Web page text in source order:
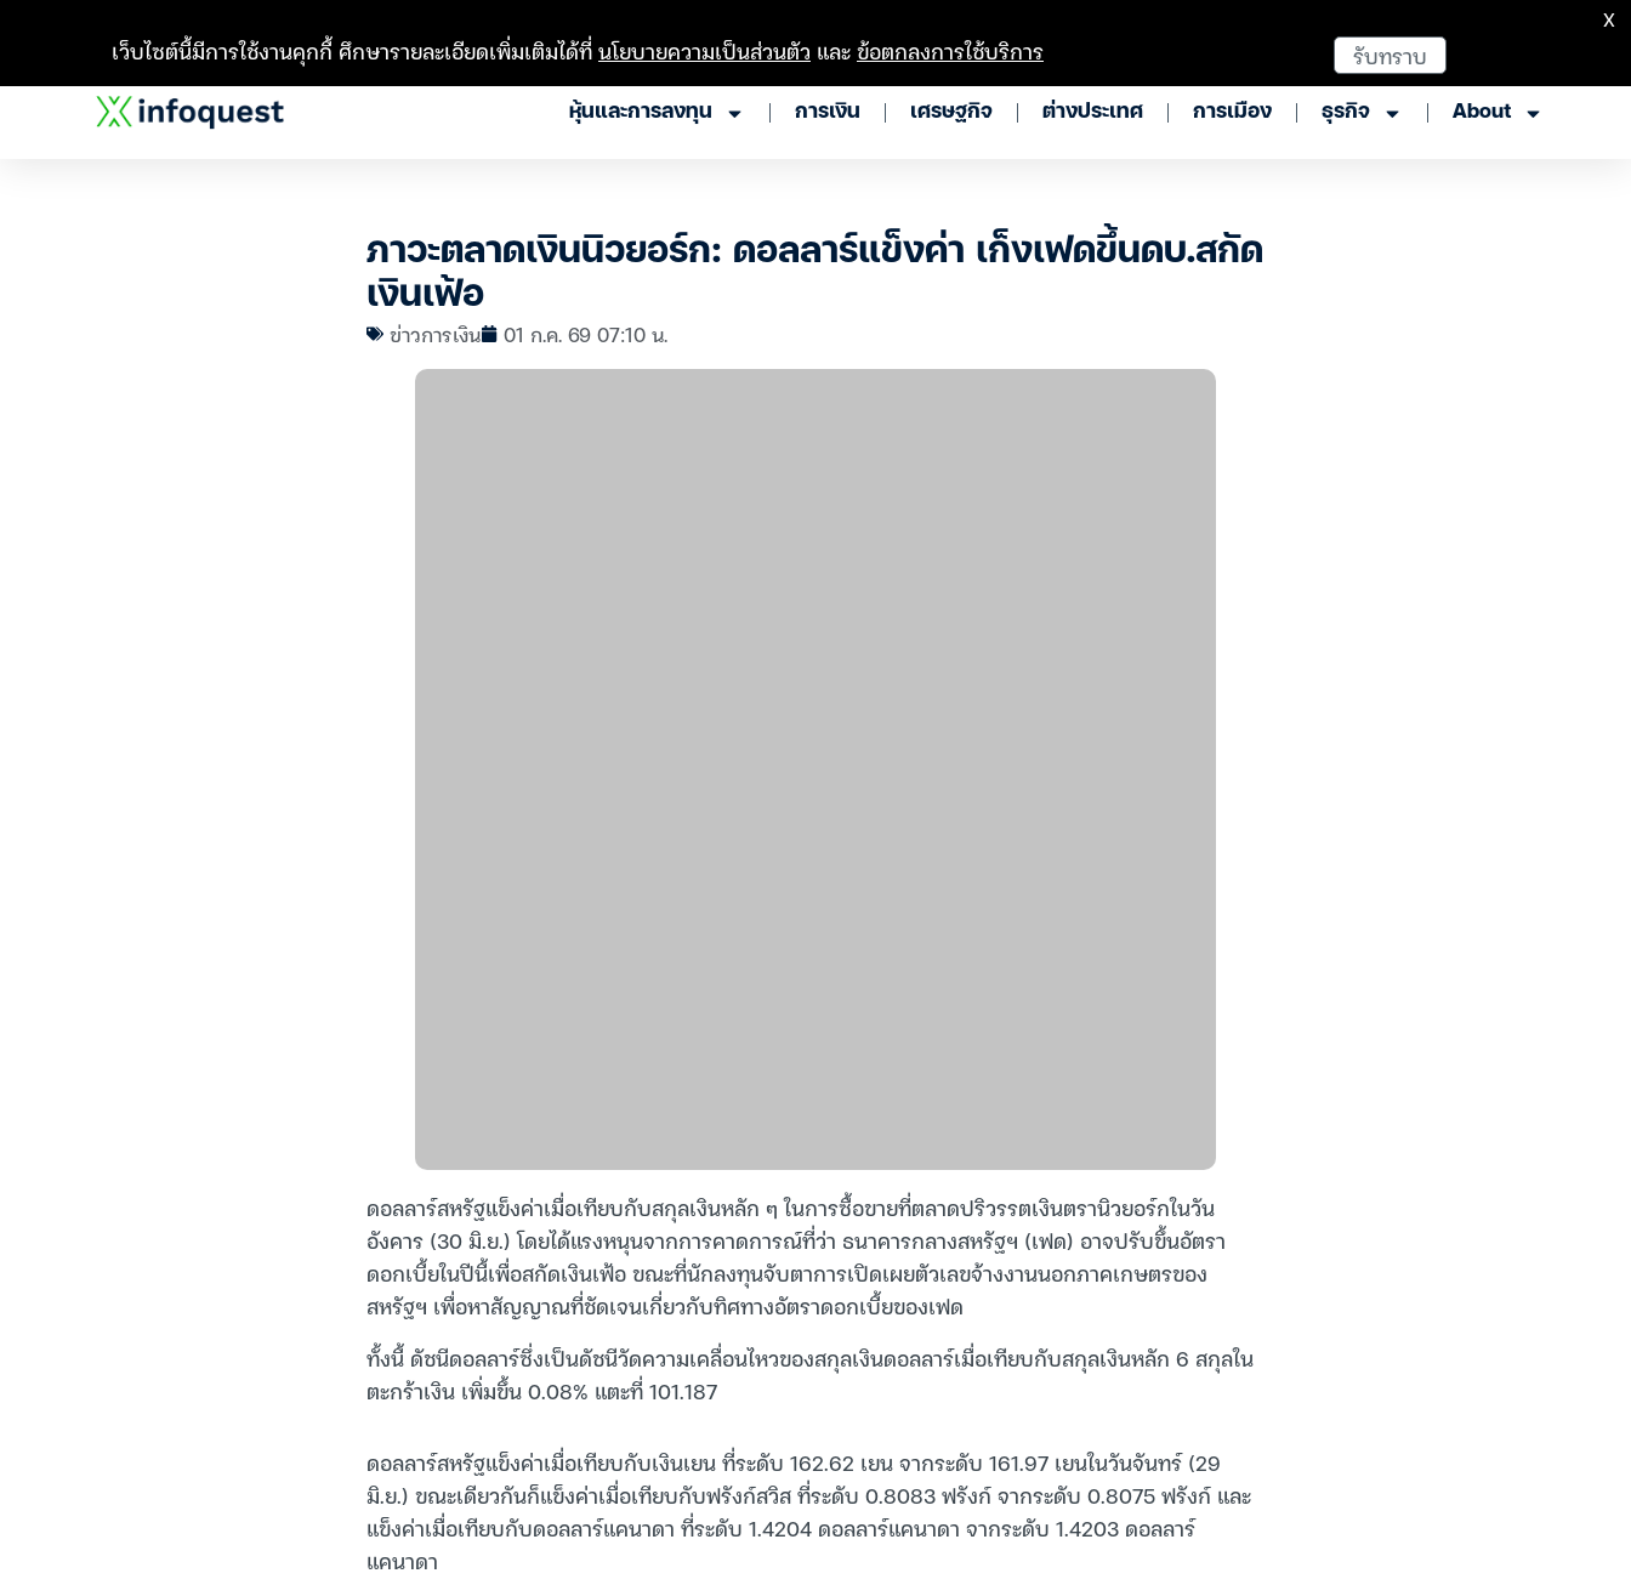
หุ้นและการลงทุน การเงิน เศรษฐกิจ ต่างประเทศ การเมือง ธุรกิจ About
ภาวะตลาดเงินนิวยอร์ก: ดอลลาร์แข็งค่า เก็งเฟดขึ้นดบ.สกัด
เงินเฟ้อ
ข่าวการเงิน 01 ก.ค. 69 07:10 น.
ดอลลาร์สหรัฐแข็งค่าเมื่อเทียบกับสกุลเงินหลัก ๆ ในการซื้อขายที่ตลาดปริวรรตเงินตรานิวยอร์กในวัน
อังคาร (30 มิ.ย.) โดยได้แรงหนุนจากการคาดการณ์ที่ว่า ธนาคารกลางสหรัฐฯ (เฟด) อาจปรับขึ้นอัตรา
ดอกเบี้ยในปีนี้เพื่อสกัดเงินเฟ้อ ขณะที่นักลงทุนจับตาการเปิดเผยตัวเลขจ้างงานนอกภาคเกษตรของ
สหรัฐฯ เพื่อหาสัญญาณที่ชัดเจนเกี่ยวกับทิศทางอัตราดอกเบี้ยของเฟด
ทั้งนี้ ดัชนีดอลลาร์ซึ่งเป็นดัชนีวัดความเคลื่อนไหวของสกุลเงินดอลลาร์เมื่อเทียบกับสกุลเงินหลัก 6 สกุลใน
ตะกร้าเงิน เพิ่มขึ้น 0.08% แตะที่ 101.187
ดอลลาร์สหรัฐแข็งค่าเมื่อเทียบกับเงินเยน ที่ระดับ 162.62 เยน จากระดับ 161.97 เยนในวันจันทร์ (29
มิ.ย.) ขณะเดียวกันก็แข็งค่าเมื่อเทียบกับฟรังก์สวิส ที่ระดับ 0.8083 ฟรังก์ จากระดับ 0.8075 ฟรังก์ และ
แข็งค่าเมื่อเทียบกับดอลลาร์แคนาดา ที่ระดับ 1.4204 ดอลลาร์แคนาดา จากระดับ 1.4203 ดอลลาร์
แคนาดา
เว็บไซต์นี้มีการใช้งานคุกกี้ ศึกษารายละเอียดเพิ่มเติมได้ที่นโยบายความเป็นส่วนตัว และข้อตกลงการใช้บริการ รับทราบ
X